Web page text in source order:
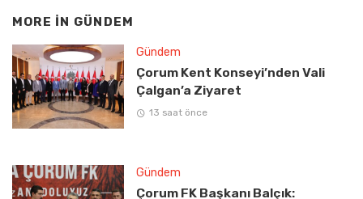
MORE IN GÜNDEM
Gündem
Çorum Kent Konseyi’nden Vali
Çalgan’a Ziyaret
13 saat önce
Gündem
Çorum FK Başkanı Balçık: